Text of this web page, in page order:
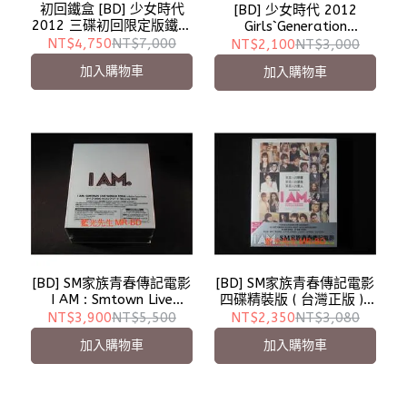
初回鐵盒 [BD] 少女時代
2012 三碟初回限定版鐵盒
Girls`Generation
Complete Video
Collection
NT$4,750NT$7,000
加入購物車
[BD] 少女時代 2012
Girls`Generation
Complete Video
Collection 雙碟限定版 (
日本進口版 )
NT$2,100NT$3,000
加入購物車
[BD] SM家族青春傳記電影
I AM : Smtown Live
World Tour In Madison
Square Garden BD-50G
雙碟初回限定版 ( 日本進
口版 )
NT$3,900NT$5,500
加入購物車
[BD] SM家族青春傳記電影
四碟精裝版 ( 台灣正版 ) I
AM : Smtown Live World
Tour In Madison Square
Garden
NT$2,350NT$3,080
加入購物車